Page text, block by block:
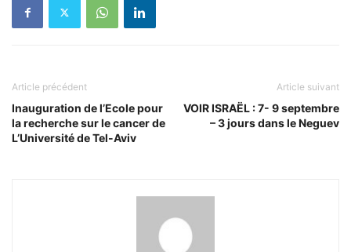
Article précédent
Inauguration de l’Ecole pour
la recherche sur le cancer de
L’Université de Tel-Aviv
Article suivant
VOIR ISRAËL : 7- 9 septembre
– 3 jours dans le Neguev